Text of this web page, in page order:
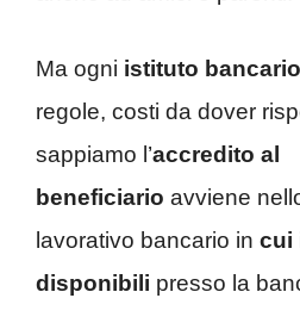
Ma ogni istituto bancario
regole, costi da dover
sappiamo l’accredito al
beneficiario avviene
lavorativo bancario in cui
disponibili presso la